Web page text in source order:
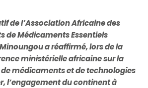
de l’Association Africaine des
de Médicaments Essentiels
a réaffirmé, lors de la
ministérielle africaine sur la
médicaments et de technologies
l’engagement du continent à